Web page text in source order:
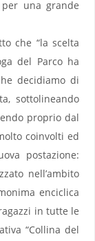
una grande
che “la scelta
del Parco ha
decidiamo di
sottolineando
proprio dal
coinvolti ed
postazione:
nell’ambito
enciclica
in tutte le
“Collina del